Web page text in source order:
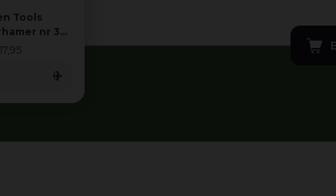
Tools
nr 3
zacht
1795